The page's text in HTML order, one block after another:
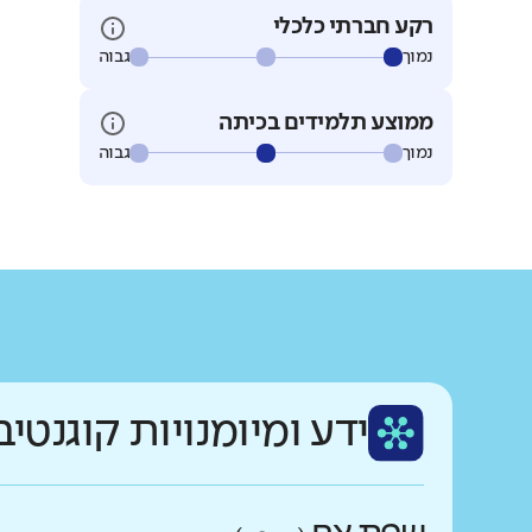
רקע חברתי כלכלי
גבוה נמוך
ממוצע תלמידים בכיתה
גבוה נמוך
ידע ומיומנויות